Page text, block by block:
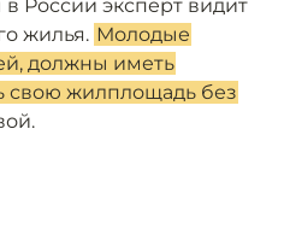
России эксперт видит
жилья. Молодые
должны иметь
свою жилплощадь без